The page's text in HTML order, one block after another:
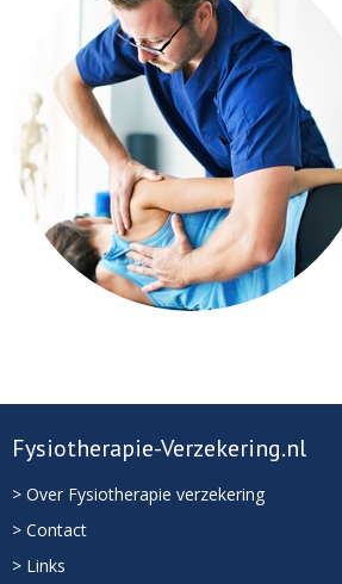
Fysiotherapie-Verzekering.nl
> Over Fysiotherapie verzekering
> Contact
> Links